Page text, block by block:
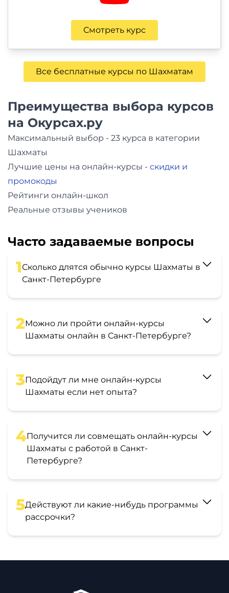
Смотреть курс
Все бесплатные курсы по Шахматам
Преимущества выбора курсов
на Окурсах.ру
Максимальный выбор - 23 курса в категории
Шахматы
Лучшие цены на онлайн-курсы - скидки и
промокоды
Рейтинги онлайн-школ
Реальные отзывы учеников
Часто задаваемые вопросы
1Сколько длятся обычно курсы Шахматы в
Санкт-Петербурге
2Можно ли пройти онлайн-курсы
Шахматы онлайн в Санкт-Петербурге?
3Подойдут ли мне онлайн-курсы
Шахматы если нет опыта?
4Получится ли совмещать онлайн-курсы
Шахматы с работой в Санкт-
Петербурге?
5Действуют ли какие-нибудь программы
рассрочки?